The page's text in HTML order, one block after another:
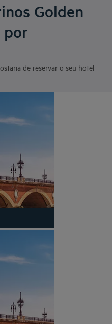
Golden
por
de reservar o seu hotel